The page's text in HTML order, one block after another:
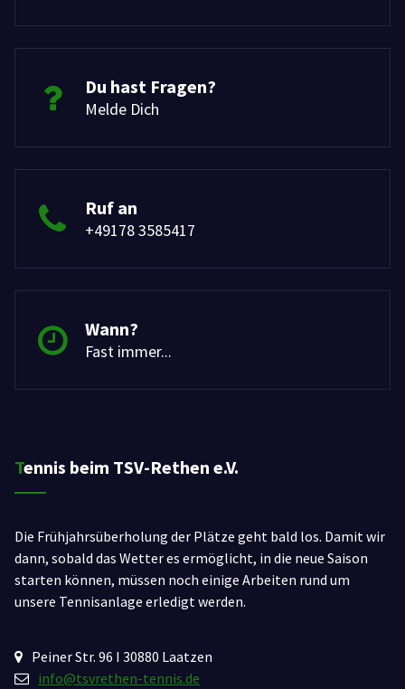
Du hast Fragen?
Melde Dich
Ruf an
+49178 3585417
Wann?
Fast immer...
Tennis beim TSV-Rethen e.V.
Die Frühjahrsüberholung der Plätze geht bald los. Damit wir
dann, sobald das Wetter es ermöglicht, in die neue Saison
starten können, müssen noch einige Arbeiten rund um
unsere Tennisanlage erledigt werden.
Peiner Str. 96 I 30880 Laatzen
info@tsvrethen-tennis.de